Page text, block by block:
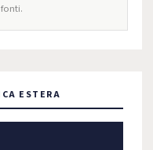
ESTERA